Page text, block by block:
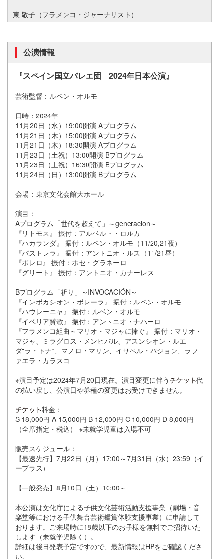
東 敬子（フラメンコ・ジャーナリスト）
公演情報
『スペイン国立バレエ団 2024年日本公演』
芸術監督：ルベン・オルモ
日時：2024年
11月20日（水）19:00開演 Aプログラム
11月21日（木）15:00開演 Aプログラム
11月21日（木）18:30開演 Aプログラム
11月23日（土祝）13:00開演 Bプログラム
11月23日（土祝）16:30開演 Bプログラム
11月24日（日）13:00開演 Bプログラム
会場：東京文化会館大ホール
演目：
Aプログラム「世代を超えて」～generacion～
『リトモス』 振付：アルベルト・ロルカ
『ハカランダ』 振付：ルベン・オルモ（11/20,21夜）
『パストレラ』 振付：アントニオ・ルス（11/21昼）
『ボレロ』 振付：ホセ・グラネーロ
『グリート』 振付：アントニオ・カナーレス
Bプログラム「祈り」～INVOCACIÓN～
『インボカシオン・ボレーラ』 振付：ルベン・オルモ
『ハウレーニャ』 振付：ルベン・オルモ
『イベリア賛歌』 振付：アントニオ・ナハーロ
『フラメンコ組曲～マリオ・マジャに捧ぐ』 振付：マリオ・
マジャ、ミラグロス・メンヒバル、アスンシオン・ルエ
ダ“ラ・トナ”、マノロ・マリン、イサベル・バジョン、ラフ
ァエラ・カラスコ
※演目予定は2024年7月20日現在。演目変更に伴う
代
の払い戻し、公演日や券種の変更はお受けできません。
料金：
S 18,000円 A 15,000円 B 12,000円 C 10,000円 D 8,000円
（全席指定・税込） ※未就学児童は入場不可
販売スケジュール：
【最速先行】7月22日（月）17:00～7月31日（水）23:59（イ
ープラス）
【一般発売】8月10日（土）10:00～
本公演は文化庁による子供文化芸術活動支援事業（劇場・音
楽堂等における子供舞台芸術鑑賞体験支援事業）に申請して
おります。ご来場時に18歳以下のお子様を無料でご招待いた
します（未就学児除く）。
詳細は後日発表予定ですので、最新情報はHPをご確認くださ
い。